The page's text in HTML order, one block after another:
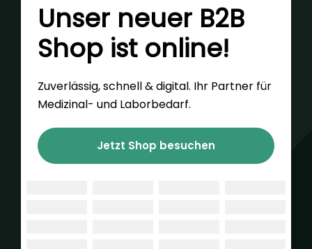
Unser neuer B2B
Shop ist online!
Zuverlässig, schnell & digital. Ihr Partner für
Medizinal- und Laborbedarf.
Jetzt Shop besuchen